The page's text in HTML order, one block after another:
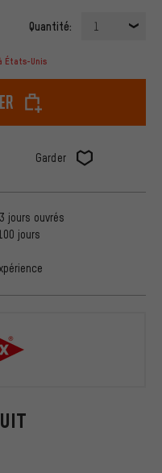
Quantité: 1
États-Unis
Garder
jours ouvrés
jours